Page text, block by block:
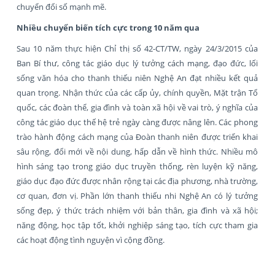
chuyển đổi số mạnh mẽ.
Nhiều chuyển biến tích cực trong 10 năm qua
Sau 10 năm thực hiện Chỉ thị số 42-CT/TW, ngày 24/3/2015 của
Ban Bí thư, công tác giáo dục lý tưởng cách mạng, đạo đức, lối
sống văn hóa cho thanh thiếu niên Nghệ An đạt nhiều kết quả
quan trọng. Nhận thức của các cấp ủy, chính quyền, Mặt trận Tổ
quốc, các đoàn thể, gia đình và toàn xã hội về vai trò, ý nghĩa của
công tác giáo dục thế hệ trẻ ngày càng được nâng lên. Các phong
trào hành động cách mạng của Đoàn thanh niên được triển khai
sâu rộng, đổi mới về nội dung, hấp dẫn về hình thức. Nhiều mô
hình sáng tạo trong giáo dục truyền thống, rèn luyện kỹ năng,
giáo dục đạo đức được nhân rộng tại các địa phương, nhà trường,
cơ quan, đơn vị. Phần lớn thanh thiếu nhi Nghệ An có lý tưởng
sống đẹp, ý thức trách nhiệm với bản thân, gia đình và xã hội;
năng động, học tập tốt, khởi nghiệp sáng tạo, tích cực tham gia
các hoạt động tình nguyện vì cộng đồng.